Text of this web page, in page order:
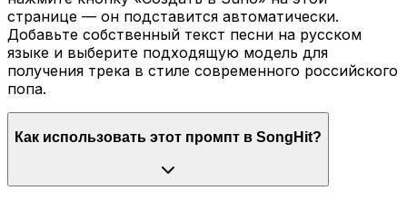
странице — он подставится автоматически.
Добавьте собственный текст песни на русском
языке и выберите подходящую модель для
получения трека в стиле современного российского
попа.
Как использовать этот промпт в SongHit?